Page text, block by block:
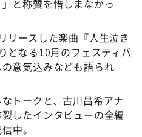
と称賛を惜しまなかっ
リースした楽曲『人生泣き
となる10月のフェスティバ
意気込みなども語られ
トークと、古川昌希アナ
したインタビューの全編
中。